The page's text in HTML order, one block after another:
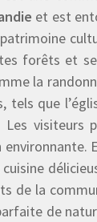
et est
forêts et
la
tels que
Les
de la
de